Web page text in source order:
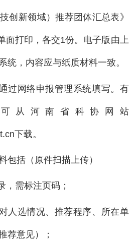
创新领域）推荐团体汇总表》
面打印，各交1份。电子版由上
统，内容应与纸质材料一致。
网络申报管理系统填写。有
从河南省科协网站
下载。
括（原件扫描上传）
需标注页码；
选情况、推荐程序、所在单
荐意见）；